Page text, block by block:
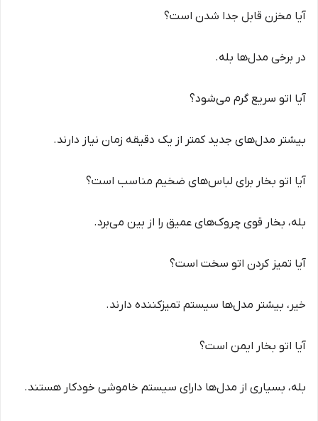
آیا مخزن قابل جدا شدن است؟
در برخی مدل‌ها بله.
آیا اتو سریع گرم می‌شود؟
بیشتر مدل‌های جدید کمتر از یک دقیقه زمان نیاز دارند.
آیا اتو بخار برای لباس‌های ضخیم مناسب است؟
بله، بخار قوی چروک‌های عمیق را از بین می‌برد.
آیا تمیز کردن اتو سخت است؟
خیر، بیشتر مدل‌ها سیستم تمیزکننده دارند.
آیا اتو بخار ایمن است؟
بله، بسیاری از مدل‌ها دارای سیستم خاموشی خودکار هستند.